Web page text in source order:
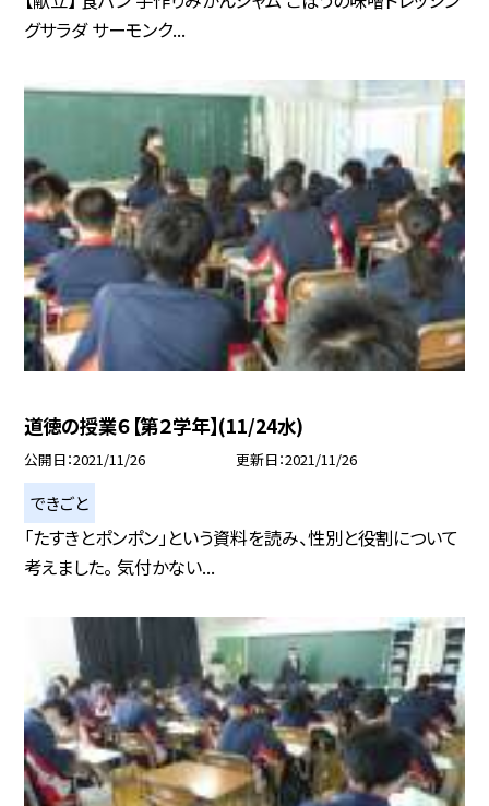
グサラダ サーモンク...
道徳の授業６【第２学年】(11/24水)
公開日 2021/11/26 更新日 2021/11/26
できごと
「たすきとポンポン」という資料を読み、性別と役割について
考えました。 気付かない...